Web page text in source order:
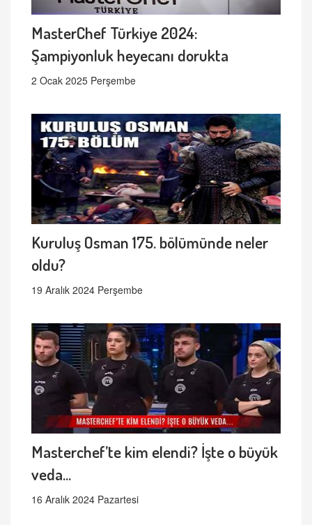
MasterChef Türkiye 2024:
Şampiyonluk heyecanı dorukta
2 Ocak 2025 Perşembe
Kuruluş Osman 175. bölümünde neler
oldu?
19 Aralık 2024 Perşembe
Masterchef’te kim elendi? İşte o büyük
veda...
16 Aralık 2024 Pazartesi